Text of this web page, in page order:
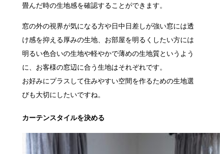
畳んだ時の生地感を確認することができます。
窓の外の視界が気になる方や日中日差しが強い窓には透
け感を抑える厚みの生地、お部屋を明るくしたい方には
明るい色合いの生地や軽やかで薄めの生地質というよう
に、お客様の窓辺に合う生地はそれぞれです。
お好みにプラスして住みやすい空間を作るための生地選
びも大切にしたいですね。
カーテンスタイルを決める